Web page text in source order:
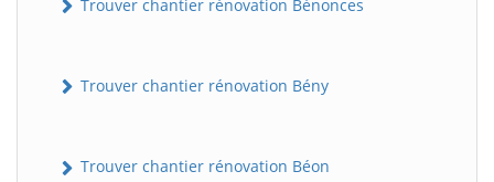
Trouver chantier rénovation Bénonces
Trouver chantier rénovation Bény
Trouver chantier rénovation Béon